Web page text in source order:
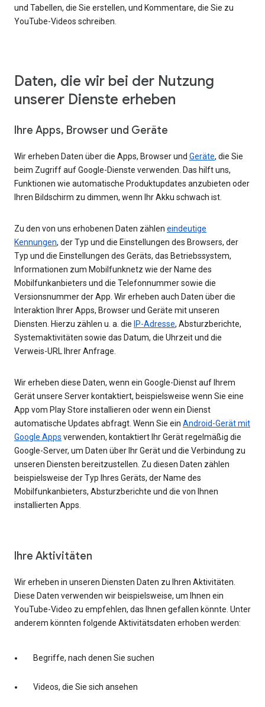
und Tabellen, die Sie erstellen, und Kommentare, die Sie zu
YouTube-Videos schreiben.
Daten, die wir bei der Nutzung
unserer Dienste erheben
Ihre Apps, Browser und Geräte
Wir erheben Daten über die Apps, Browser und Geräte, die Sie
beim Zugriff auf Google-Dienste verwenden. Das hilft uns,
Funktionen wie automatische Produktupdates anzubieten oder
Ihren Bildschirm zu dimmen, wenn Ihr Akku schwach ist.
Zu den von uns erhobenen Daten zählen eindeutige
Kennungen, der Typ und die Einstellungen des Browsers, der
Typ und die Einstellungen des Geräts, das Betriebssystem,
Informationen zum Mobilfunknetz wie der Name des
Mobilfunkanbieters und die Telefonnummer sowie die
Versionsnummer der App. Wir erheben auch Daten über die
Interaktion Ihrer Apps, Browser und Geräte mit unseren
Diensten. Hierzu zählen u. a. die IP-Adresse, Absturzberichte,
Systemaktivitäten sowie das Datum, die Uhrzeit und die
Verweis-URL Ihrer Anfrage.
Wir erheben diese Daten, wenn ein Google-Dienst auf Ihrem
Gerät unsere Server kontaktiert, beispielsweise wenn Sie eine
App vom Play Store installieren oder wenn ein Dienst
automatische Updates abfragt. Wenn Sie ein Android-Gerät mit
Google Apps verwenden, kontaktiert Ihr Gerät regelmäßig die
Google-Server, um Daten über Ihr Gerät und die Verbindung zu
unseren Diensten bereitzustellen. Zu diesen Daten zählen
beispielsweise der Typ Ihres Geräts, der Name des
Mobilfunkanbieters, Absturzberichte und die von Ihnen
installierten Apps.
Ihre Aktivitäten
Wir erheben in unseren Diensten Daten zu Ihren Aktivitäten.
Diese Daten verwenden wir beispielsweise, um Ihnen ein
YouTube-Video zu empfehlen, das Ihnen gefallen könnte. Unter
anderem könnten folgende Aktivitätsdaten erhoben werden:
Begriffe, nach denen Sie suchen
Videos, die Sie sich ansehen